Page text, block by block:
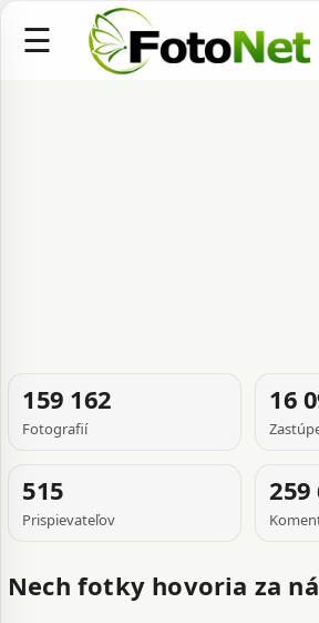
☰
FOTOGRAFIA
TÝŽDŇA
159 162
Fotografií
16
515
Prispievateľov
259
Nech fotky hovoria za